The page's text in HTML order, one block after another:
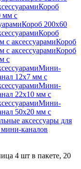
Короб
мм с
Короб 200x60
Короб
с аксессуарамиКороб
с аксессуарамиКороб
с
Мини-
12x7 мм с
Мини-
22x10 мм с
Мини-
50x20 мм с
аксессуары для
каналов
4 шт в пакете, 20